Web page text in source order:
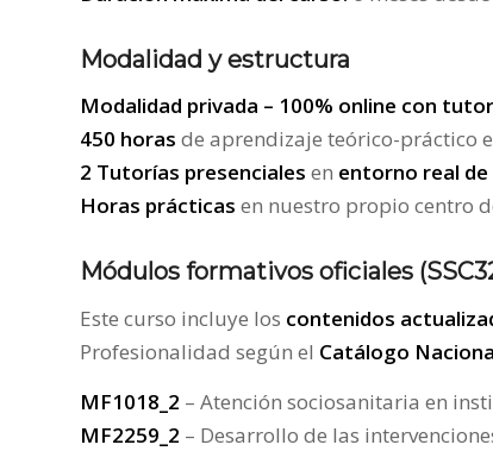
Modalidad y estructura
Modalidad privada – 100% online con
450 horas de aprendizaje teórico-práctico
2 Tutorías presenciales en entorno real
Horas prácticas en nuestro propio centro
Módulos formativos oficiales
Este curso incluye los contenidos
Profesionalidad según el Catálogo
MF1018_2 – Atención sociosanitaria en
MF2259_2 – Desarrollo de las